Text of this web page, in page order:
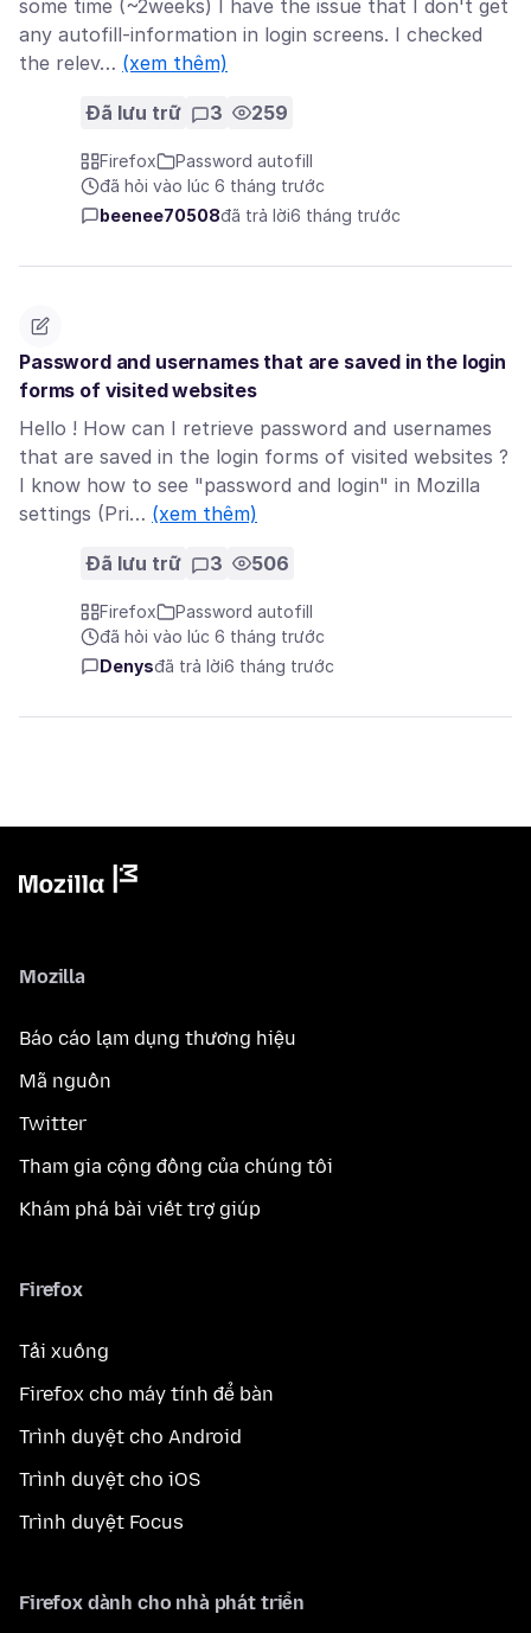
some time (~2weeks) I have the issue that I don't get
any autofill-information in login screens. I checked
the relev… (xem thêm)
Đã lưu trữ 3 259
Firefox
Password autofill
đã hỏi vào lúc 6 tháng trước
beenee70508đã trả lời6 tháng trước
Password and usernames that are saved in the login
forms of visited websites
Hello ! How can I retrieve password and usernames
that are saved in the login forms of visited websites ?
I know how to see "password and login" in Mozilla
settings (Pri… (xem thêm)
Đã lưu trữ 3 506
Firefox
Password autofill
đã hỏi vào lúc 6 tháng trước
Denysđã trả lời6 tháng trước
Mozilla
Báo cáo lạm dụng thương hiệu
Mã nguồn
Twitter
Tham gia cộng đồng của chúng tôi
Khám phá bài viết trợ giúp
Firefox
Tải xuống
Firefox cho máy tính để bàn
Trình duyệt cho Android
Trình duyệt cho iOS
Trình duyệt Focus
Firefox dành cho nhà phát triển